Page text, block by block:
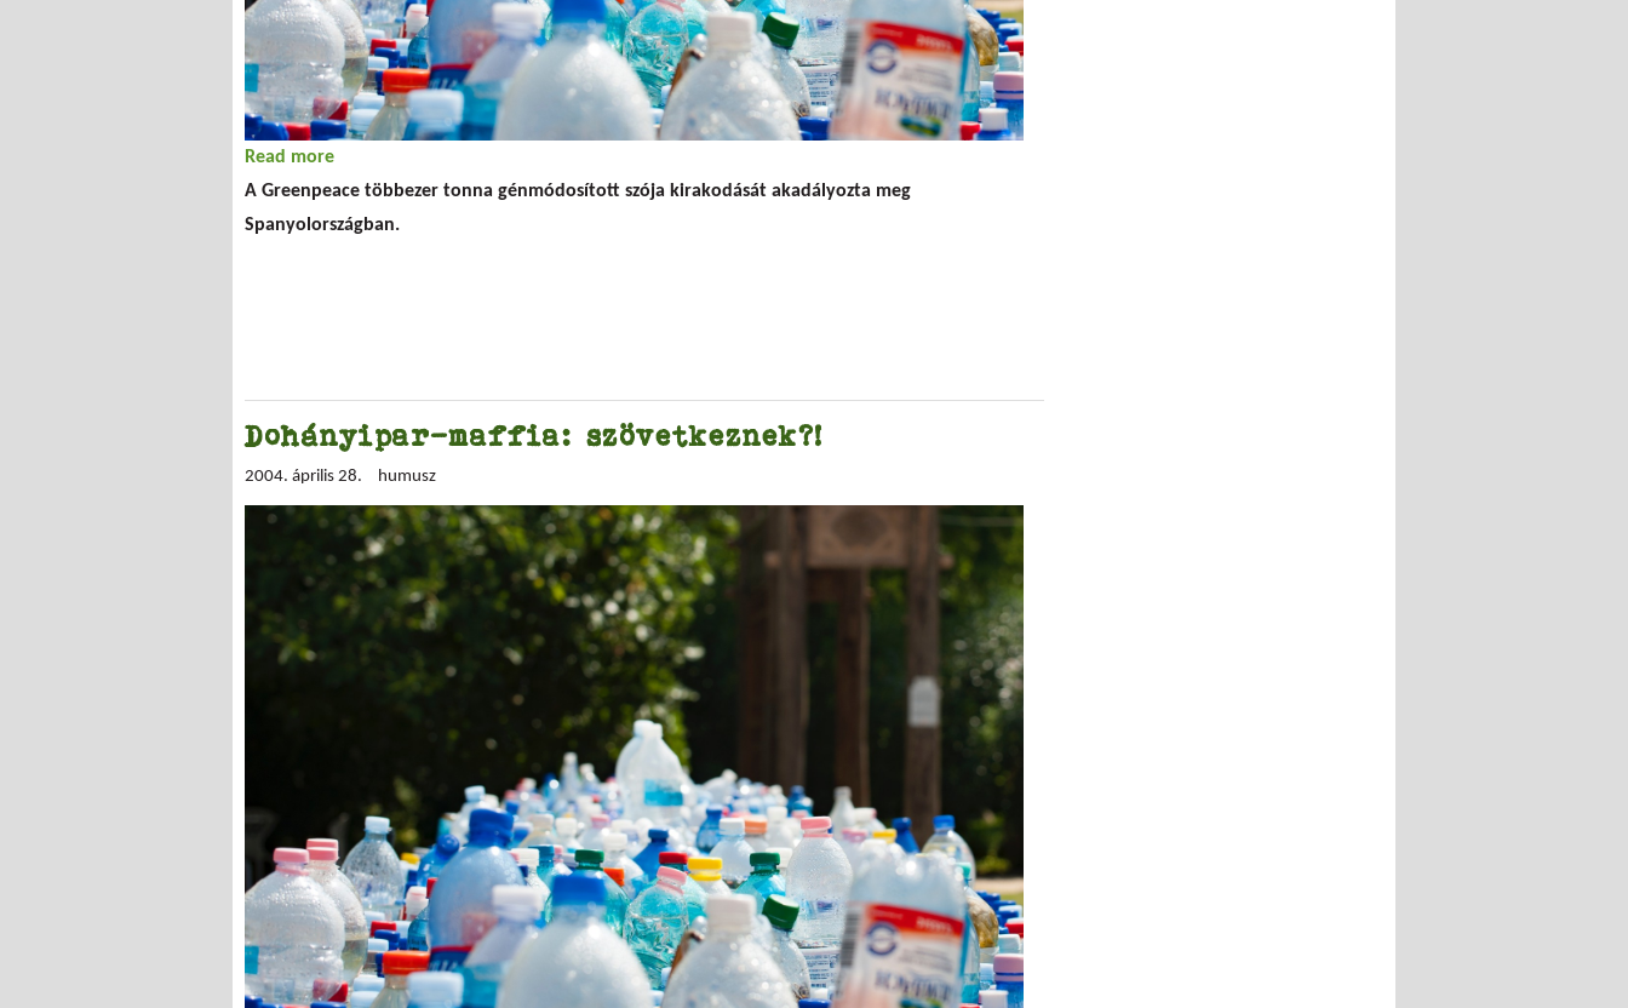
Read more
A Greenpeace többezer tonna génmódosított szója kirakodását akadályozta meg
Spanyolországban.
Dohányipar-maffia: szövetkeznek?!
2004. április 28. humusz